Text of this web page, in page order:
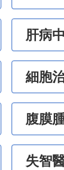
肝病
細胞
腹膜
失智